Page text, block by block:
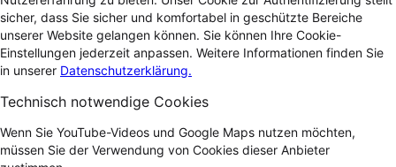
sicher, dass Sie sicher und komfortabel in geschützte Bereiche
unserer Website gelangen können. Sie können Ihre Cookie-
Einstellungen jederzeit anpassen. Weitere Informationen finden Sie
in unserer Datenschutzerklärung.
Technisch notwendige Cookies
Wenn Sie YouTube-Videos und Google Maps nutzen möchten,
müssen Sie der Verwendung von Cookies dieser Anbieter